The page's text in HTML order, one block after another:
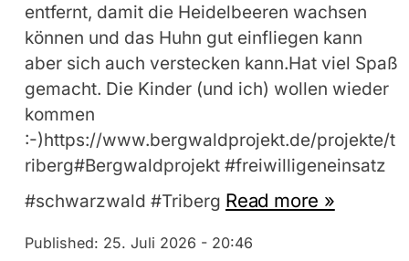
entfernt, damit die Heidelbeeren wachsen
können und das Huhn gut einfliegen kann
aber sich auch verstecken kann.Hat viel Spaß
gemacht. Die Kinder (und ich) wollen wieder
kommen
:-)https://www.bergwaldprojekt.de/projekte/t
riberg#Bergwaldprojekt #freiwilligeneinsatz
#schwarzwald #Triberg Read more »
Published: 25. Juli 2026 - 20:46